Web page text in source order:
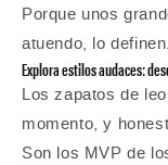
Porque unos
atuendo, lo definen.
Explora estilos audaces:
Los zapatos de
momento, y
Son los MVP de